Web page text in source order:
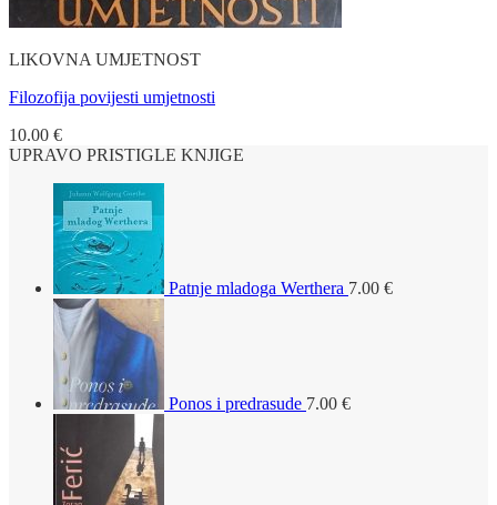
LIKOVNA UMJETNOST
Filozofija povijesti umjetnosti
10.00 €
UPRAVO PRISTIGLE KNJIGE
Patnje mladoga Werthera 7.00 €
Ponos i predrasude 7.00 €